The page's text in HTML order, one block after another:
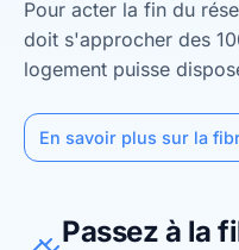
Pour acter la fin du
doit s'approcher des
logement puisse
En savoir plus sur la
Passez à la